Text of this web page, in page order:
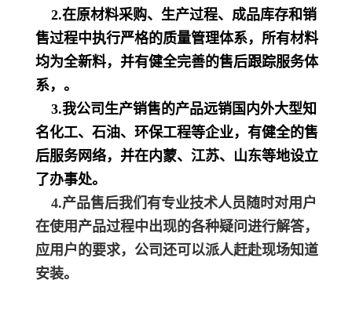
2.在原材料采购、生产过程、成品库存和销
售过程中执行严格的质量管理体系，所有材料
均为全新料，并有健全完善的售后跟踪服务体
系， 。
3.我公司生产销售的产品远销国内外大型知
名化工、石油、环保工程等企业，有健全的售
后服务网络，并在内蒙、江苏、山东等地设立
了办事处。
4.产品售后我们有专业技术人员随时对用户
在使用产品过程中出现的各种疑问进行解答，
应用户的要求，公司还可以派人赶赴现场知道
安装。